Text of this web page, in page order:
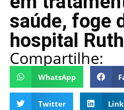
saúde, foge
hospital
Compartilhe:
WhatsApp
Twitter